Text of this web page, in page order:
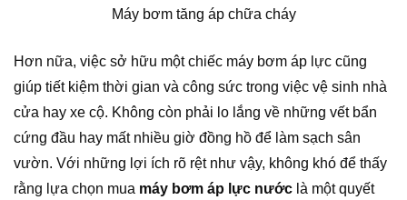
Máy bơm tăng áp chữa cháy
Hơn nữa, việc sở hữu một chiếc máy bơm áp lực cũng
giúp tiết kiệm thời gian và công sức trong việc vệ sinh nhà
cửa hay xe cộ. Không còn phải lo lắng về những vết bẩn
cứng đầu hay mất nhiều giờ đồng hồ để làm sạch sân
vườn. Với những lợi ích rõ rệt như vậy, không khó để thấy
rằng lựa chọn mua máy bơm áp lực nước là một quyết